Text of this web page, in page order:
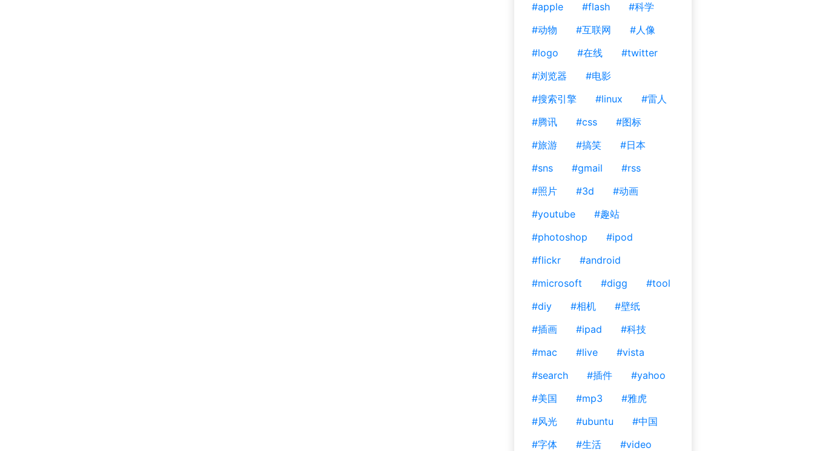
#apple
#flash
#科学
#动物
#互联网
#人像
#logo
#在线
#twitter
#浏览器
#电影
#搜索引擎
#linux
#雷人
#腾讯
#css
#图标
#旅游
#搞笑
#日本
#sns
#gmail
#rss
#照片
#3d
#动画
#youtube
#趣站
#photoshop
#ipod
#flickr
#android
#microsoft
#digg
#tool
#diy
#相机
#壁纸
#插画
#ipad
#科技
#mac
#live
#vista
#search
#插件
#yahoo
#美国
#mp3
#雅虎
#风光
#ubuntu
#中国
#字体
#生活
#video